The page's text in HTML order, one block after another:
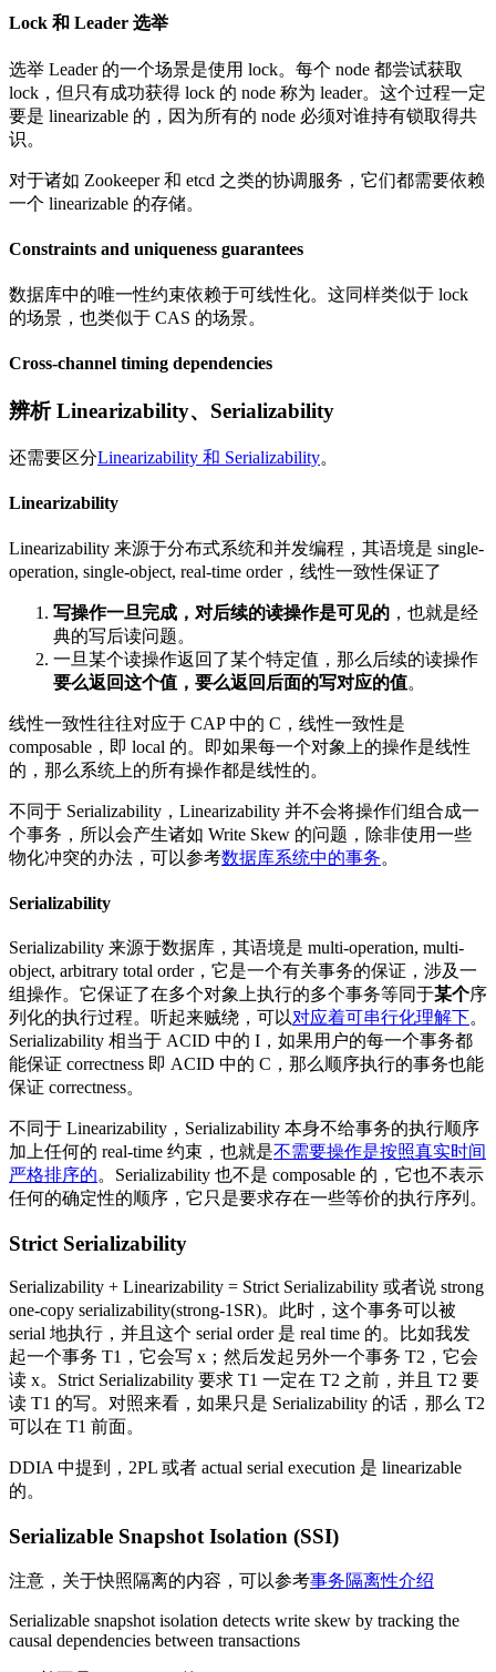
Lock 和 Leader 选举
选举 Leader 的一个场景是使用 lock。每个 node 都尝试获取
lock，但只有成功获得 lock 的 node 称为 leader。这个过程一定
要是 linearizable 的，因为所有的 node 必须对谁持有锁取得共
识。
对于诸如 Zookeeper 和 etcd 之类的协调服务，它们都需要依赖
一个 linearizable 的存储。
Constraints and uniqueness guarantees
数据库中的唯一性约束依赖于可线性化。这同样类似于 lock
的场景，也类似于 CAS 的场景。
Cross-channel timing dependencies
辨析 Linearizability、Serializability
还需要区分Linearizability 和 Serializability。
Linearizability
Linearizability 来源于分布式系统和并发编程，其语境是 single-
operation, single-object, real-time order，线性一致性保证了
写操作一旦完成，对后续的读操作是可见的 ，也就是经
典的写后读问题。
一旦某个读操作返回了某个特定值，那么后续的读操作
要么返回这个值，要么返回后面的写对应的值。
线性一致性往往对应于 CAP 中的 C，线性一致性是
composable，即 local 的。即如果每一个对象上的操作是线性
的，那么系统上的所有操作都是线性的。
不同于 Serializability，Linearizability 并不会将操作们组合成一
个事务，所以会产生诸如 Write Skew 的问题，除非使用一些
物化冲突的办法，可以参考数据库系统中的事务。
Serializability
Serializability 来源于数据库，其语境是 multi-operation, multi-
object, arbitrary total order，它是一个有关事务的保证，涉及一
组操作。它保证了在多个对象上执行的多个事务等同于某个序
列化的执行过程。听起来贼绕，可以对应着可串行化理解下。
Serializability 相当于 ACID 中的 I，如果用户的每一个事务都
能保证 correctness 即 ACID 中的 C，那么顺序执行的事务也能
保证 correctness。
不同于 Linearizability，Serializability 本身不给事务的执行顺序
加上任何的 real-time 约束，也就是不需要操作是按照真实时间
严格排序的。Serializability 也不是 composable 的，它也不表示
任何的确定性的顺序，它只是要求存在一些等价的执行序列。
Strict Serializability
Serializability + Linearizability = Strict Serializability 或者说 strong
one-copy serializability(strong-1SR)。此时，这个事务可以被
serial 地执行，并且这个 serial order 是 real time 的。比如我发
起一个事务 T1，它会写 x；然后发起另外一个事务 T2，它会
读 x。Strict Serializability 要求 T1 一定在 T2 之前，并且 T2 要
读 T1 的写。对照来看，如果只是 Serializability 的话，那么 T2
可以在 T1 前面。
DDIA 中提到，2PL 或者 actual serial execution 是 linearizable
的。
Serializable Snapshot Isolation (SSI)
注意，关于快照隔离的内容，可以参考事务隔离性介绍
Serializable snapshot isolation detects write skew by tracking the
causal dependencies between transactions